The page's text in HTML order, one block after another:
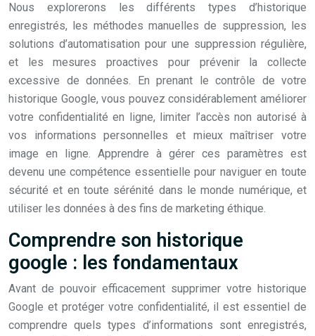
Nous explorerons les différents types d’historique
enregistrés, les méthodes manuelles de suppression, les
solutions d’automatisation pour une suppression régulière,
et les mesures proactives pour prévenir la collecte
excessive de données. En prenant le contrôle de votre
historique Google, vous pouvez considérablement améliorer
votre confidentialité en ligne, limiter l’accès non autorisé à
vos informations personnelles et mieux maîtriser votre
image en ligne. Apprendre à gérer ces paramètres est
devenu une compétence essentielle pour naviguer en toute
sécurité et en toute sérénité dans le monde numérique, et
utiliser les données à des fins de marketing éthique.
Comprendre son historique
google : les fondamentaux
Avant de pouvoir efficacement supprimer votre historique
Google et protéger votre confidentialité, il est essentiel de
comprendre quels types d’informations sont enregistrés,